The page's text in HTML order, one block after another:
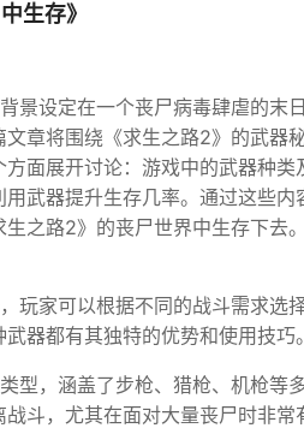
生存》
景设定在一个丧尸病毒肆虐的末
章将围绕《求生之路2》的武器
面展开讨论：游戏中的武器种类
武器提升生存几率。通过这些内
之路2》的丧尸世界中生存下去。
玩家可以根据不同的战斗需求选
器都有其独特的优势和使用技巧。
型，涵盖了步枪、猎枪、机枪等
斗，尤其在面对大量丧尸时非常